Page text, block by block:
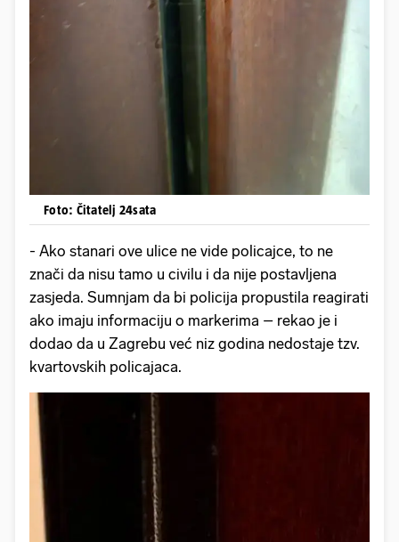
Foto: Čitatelj 24sata
- Ako stanari ove ulice ne vide policajce, to ne
znači da nisu tamo u civilu i da nije postavljena
zasjeda. Sumnjam da bi policija propustila reagirati
ako imaju informaciju o markerima – rekao je i
dodao da u Zagrebu već niz godina nedostaje tzv.
kvartovskih policajaca.